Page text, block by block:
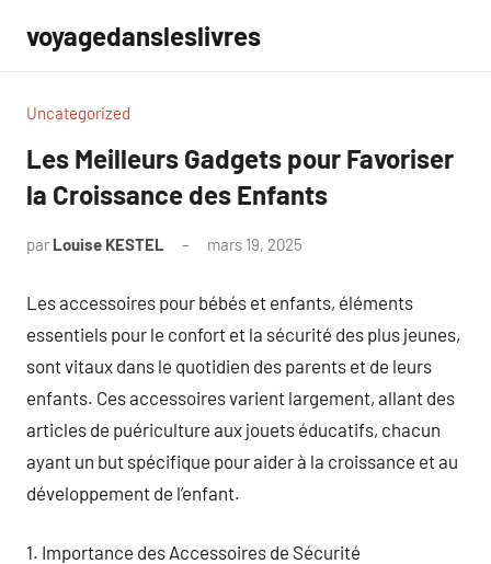
contenu
voyagedansleslivres
Uncategorized
Les Meilleurs Gadgets pour Favoriser
la Croissance des Enfants
par Louise KESTEL mars 19, 2025
Les accessoires pour bébés et enfants, éléments
essentiels pour le confort et la sécurité des plus jeunes,
sont vitaux dans le quotidien des parents et de leurs
enfants. Ces accessoires varient largement, allant des
articles de puériculture aux jouets éducatifs, chacun
ayant un but spécifique pour aider à la croissance et au
développement de l’enfant.
1. Importance des Accessoires de Sécurité